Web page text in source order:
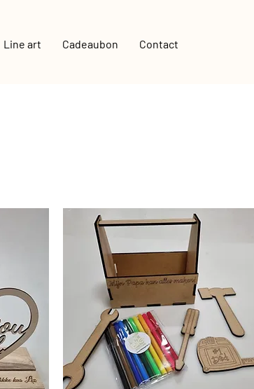
Line art Cadeaubon Contact